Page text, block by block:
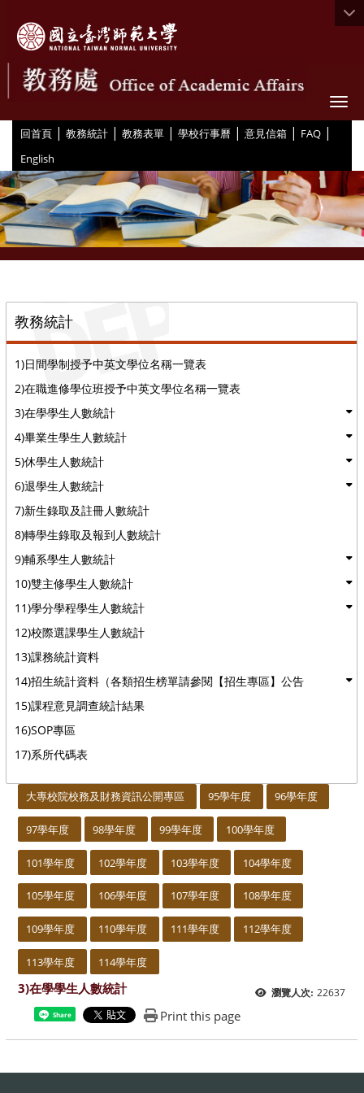
回首頁 | 教務統計 | 教務表單 | 學校行事曆 | 意見信箱 | FAQ |
English
教務統計
1)日間學制授予中英文學位名稱一覽表
2)在職進修學位班授予中英文學位名稱一覽表
3)在學學生人數統計
4)畢業生學生人數統計
5)休學生人數統計
6)退學生人數統計
7)新生錄取及註冊人數統計
8)轉學生錄取及報到人數統計
9)輔系學生人數統計
10)雙主修學生人數統計
11)學分學程學生人數統計
12)校際選課學生人數統計
13)課務統計資料
14)招生統計資料（各類招生榜單請參閱【招生專區】公告
15)課程意見調查統計結果
16)SOP專區
17)系所代碼表
大專校院校務及財務資訊公開專區 95學年度 96學年度
97學年度 98學年度 99學年度 100學年度
101學年度 102學年度 103學年度 104學年度
105學年度 106學年度 107學年度 108學年度
109學年度 110學年度 111學年度 112學年度
113學年度 114學年度
瀏覽人次: 22637
3)在學學生人數統計
Share Print this page